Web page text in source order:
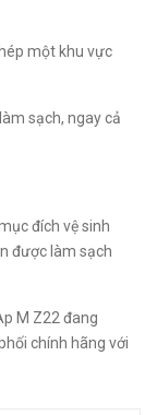
một khu vực
sạch, ngay cả
đích vệ sinh
được làm sạch
M Z22 đang
chính hãng với